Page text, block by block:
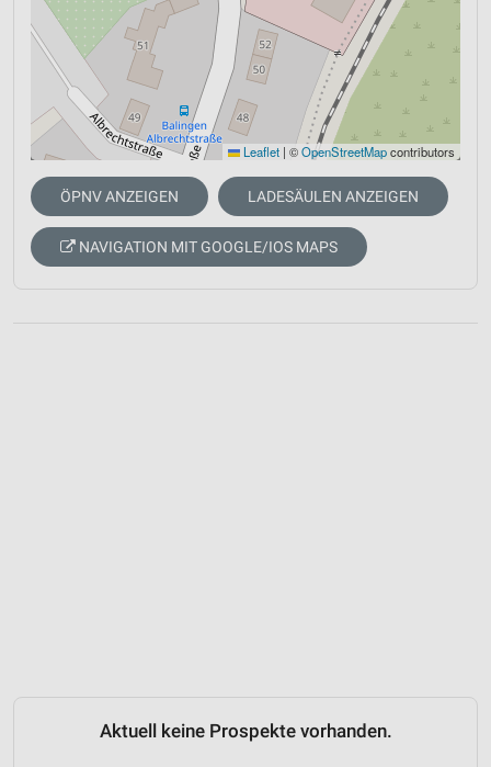
Leaflet | ©OpenStreetMapcontributors
ÖPNV ANZEIGEN LADESÄULEN ANZEIGEN
NAVIGATION MIT GOOGLE/IOS MAPS
Aktuell keine Prospekte vorhanden.